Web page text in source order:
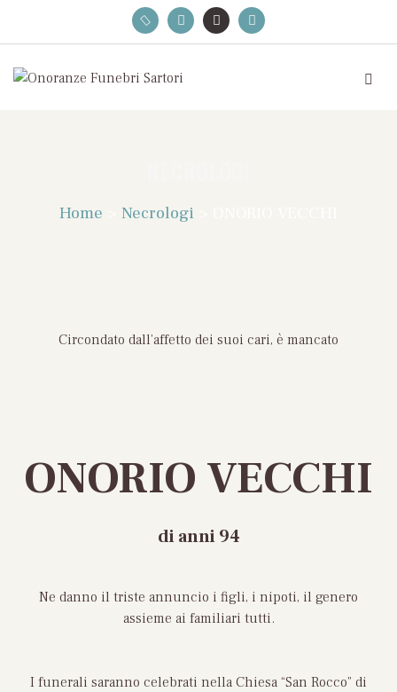
Home Necrologi
Circondato dall’affetto dei suoi cari, è mancato
ONORIO VECCHI
di anni 94
Ne danno il triste annuncio i figli, i nipoti, il genero
assieme ai familiari tutti.
I funerali saranno celebrati nella Chiesa “San Rocco” di